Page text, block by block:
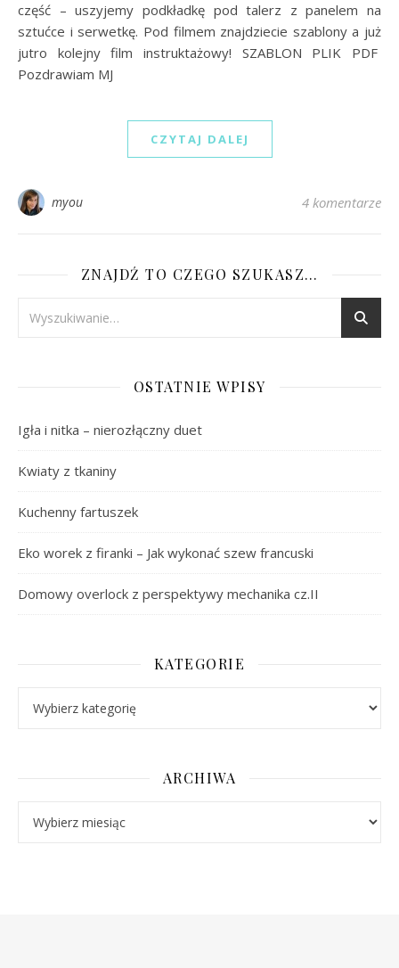
część – uszyjemy podkładkę pod talerz z panelem na
sztućce i serwetkę. Pod filmem znajdziecie szablony a już
jutro kolejny film instruktażowy! SZABLON PLIK PDF
Pozdrawiam MJ
CZYTAJ DALEJ
myou 4 komentarze
ZNAJDŹ TO CZEGO SZUKASZ…
OSTATNIE WPISY
Igła i nitka – nierozłączny duet
Kwiaty z tkaniny
Kuchenny fartuszek
Eko worek z firanki – Jak wykonać szew francuski
Domowy overlock z perspektywy mechanika cz.II
KATEGORIE
ARCHIWA